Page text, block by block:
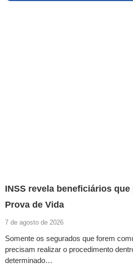
INSS revela beneficiários
Prova de Vida
7 de agosto de 2026
Somente os segurados que forem
precisam realizar o procedimento
determinado…